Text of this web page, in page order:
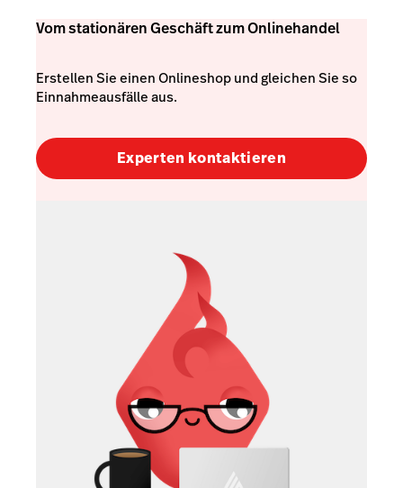
Vom stationären Geschäft zum Onlinehandel
Erstellen Sie einen Onlineshop und gleichen Sie so
Einnahmeausfälle aus.
Experten kontaktieren